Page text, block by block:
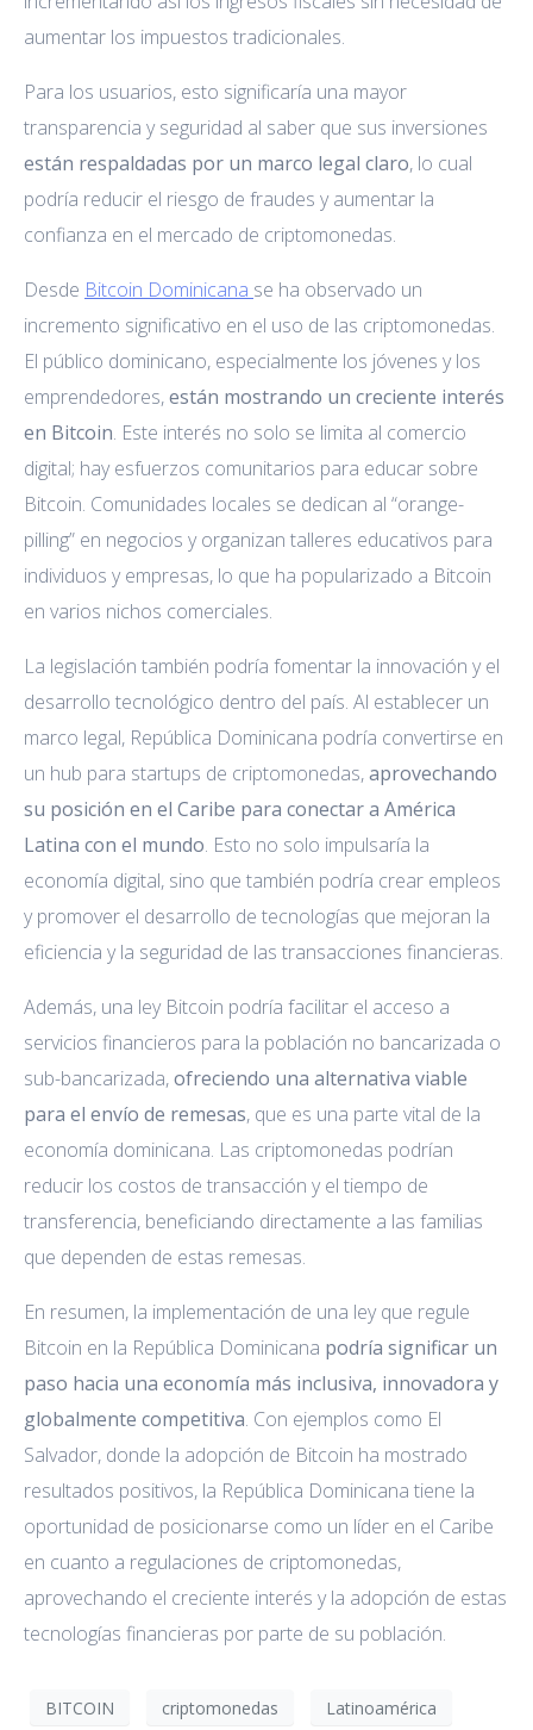
aumentar los impuestos tradicionales.
Para los usuarios, esto significaría una mayor
transparencia y seguridad al saber que sus inversiones
están respaldadas por un marco legal claro, lo cual
podría reducir el riesgo de fraudes y aumentar la
confianza en el mercado de criptomonedas.
Desde Bitcoin Dominicana se ha observado un
incremento significativo en el uso de las criptomonedas.
El público dominicano, especialmente los jóvenes y los
emprendedores,están mostrando un creciente interés
en Bitcoin. Este interés no solo se limita al comercio
digital; hay esfuerzos comunitarios para educar sobre
Bitcoin. Comunidades locales se dedican al “orange-
pilling” en negocios y organizan talleres educativos para
individuos y empresas, lo que ha popularizado a Bitcoin
en varios nichos comerciales.
La legislación también podría fomentar la innovación y el
desarrollo tecnológico dentro del país. Al establecer un
marco legal, República Dominicana podría convertirse en
un hub para startups de criptomonedas,aprovechando
su posición en el Caribe para conectar a América
Latina con el mundo. Esto no solo impulsaría la
economía digital, sino que también podría crear empleos
y promover el desarrollo de tecnologías que mejoran la
eficiencia y la seguridad de las transacciones financieras.
Además, una ley Bitcoin podría facilitar el acceso a
servicios financieros para la población no bancarizada o
sub-bancarizada,ofreciendo una alternativa viable
para el envío de remesas, que es una parte vital de la
economía dominicana. Las criptomonedas podrían
reducir los costos de transacción y el tiempo de
transferencia, beneficiando directamente a las familias
que dependen de estas remesas.
En resumen, la implementación de una ley que regule
Bitcoin en la República Dominicana podría significar un
paso hacia una economía más inclusiva, innovadora y
globalmente competitiva. Con ejemplos como El
Salvador, donde la adopción de Bitcoin ha mostrado
resultados positivos, la República Dominicana tiene la
oportunidad de posicionarse como un líder en el Caribe
en cuanto a regulaciones de criptomonedas,
aprovechando el creciente interés y la adopción de estas
tecnologías financieras por parte de su población.
BITCOIN criptomonedas Latinoamérica